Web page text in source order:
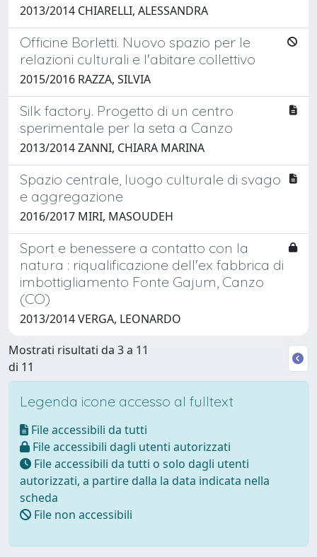
2013/2014 CHIARELLI, ALESSANDRA
Officine Borletti. Nuovo spazio per le
relazioni culturali e l'abitare collettivo
2015/2016 RAZZA, SILVIA
Silk factory. Progetto di un centro
sperimentale per la seta a Canzo
2013/2014 ZANNI, CHIARA MARINA
Spazio centrale, luogo culturale di svago
e aggregazione
2016/2017 MIRI, MASOUDEH
Sport e benessere a contatto con la
natura : riqualificazione dell'ex fabbrica di
imbottigliamento Fonte Gajum, Canzo
(CO)
2013/2014 VERGA, LEONARDO
Mostrati risultati da 3 a 11
di 11
Legenda icone accesso al fulltext
File accessibili da tutti
File accessibili dagli utenti autorizzati
File accessibili da tutti o solo dagli utenti
autorizzati, a partire dalla la data indicata nella
scheda
File non accessibili